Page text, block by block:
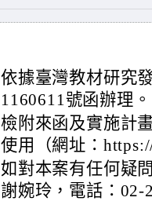
依據臺灣教材研究
1160611號函辦理。
檢附來函及實施計
使用（網址：
如對本案有任何疑
謝婉玲，電話：02-